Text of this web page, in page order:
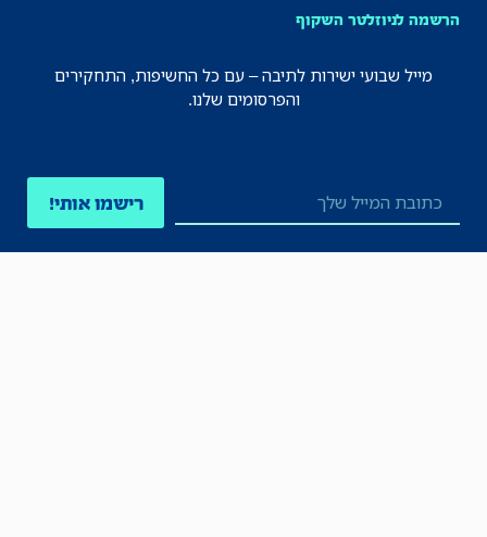
הרשמה לניוזלטר השקוף
מייל שבועי ישירות לתיבה – עם כל החשיפות, התחקירים
והפרסומים שלנו.
רישמו אותי!